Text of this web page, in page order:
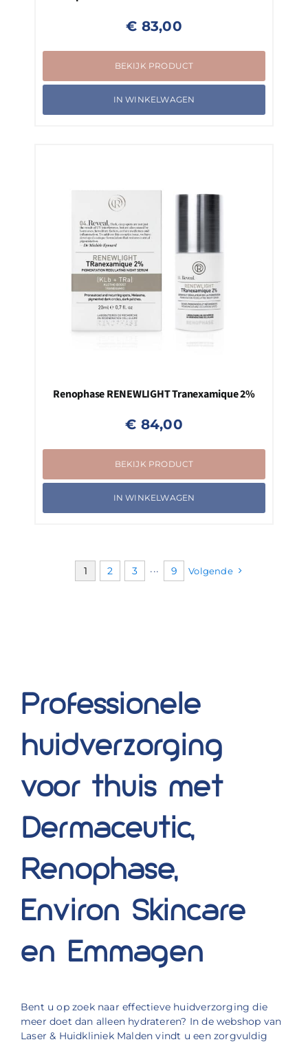
€ 83,00
BEKIJK PRODUCT
IN WINKELWAGEN
Renophase RENEWLIGHT Tranexamique 2%
€ 84,00
BEKIJK PRODUCT
IN WINKELWAGEN
1 2 3 ··· 9 Volgende
Professionele
huidverzorging
voor thuis met
Dermaceutic,
Renophase,
Environ Skincare
en Emmagen
Bent u op zoek naar effectieve huidverzorging die
meer doet dan alleen hydrateren? In de webshop van
Laser & Huidkliniek Malden vindt u een zorgvuldig